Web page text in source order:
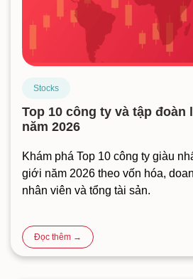
Stocks
Top 10 công ty và tập
năm 2026
Khám phá Top 10 công ty giàu
giới năm 2026 theo vốn hóa,
nhân viên và tổng tài sản.
Đọc thêm →